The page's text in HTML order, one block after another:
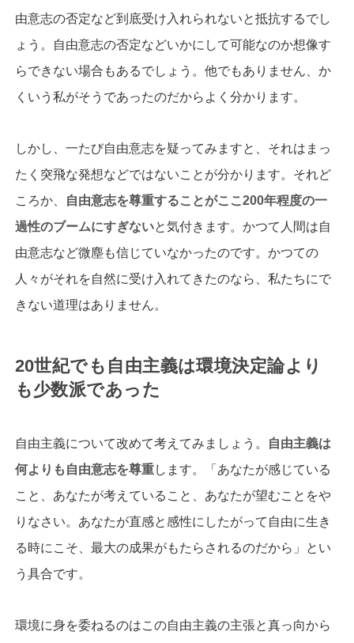
由意志の否定など到底受け入れられないと抵抗するでし
ょう。自由意志の否定などいかにして可能なのか想像す
らできない場合もあるでしょう。他でもありません、か
くいう私がそうであったのだからよく分かります。
しかし、一たび自由意志を疑ってみますと、それはまっ
たく突飛な発想などではないことが分かります。それど
ころか、
自由意志を尊重することがここ200年程度の一
過性のブームにすぎないと気付きます。かつて人間は自
由意志など微塵も信じていなかったのです。かつての
人々がそれを自然に受け入れてきたのなら、私たちにで
きない道理はありません。
20世紀でも自由主義は環境決定論より
も少数派であった
自由主義について改めて考えてみましょう。
自由主義は
何よりも自由意志を尊重します。「あなたが感じている
こと、あなたが考えていること、あなたが望むことをや
りなさい。あなたが直感と感性にしたがって自由に生き
る時にこそ、最大の成果がもたらされるのだから」とい
う具合です。
環境に身を委ねるのはこの自由主義の主張と真っ向から